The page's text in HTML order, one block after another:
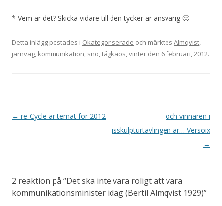
* Vem är det? Skicka vidare till den tycker är ansvarig 🙂
Detta inlägg postades i Okategoriserade och märktes Almqvist,
järnväg, kommunikation, snö,tågkaos,vinter den 6 februari, 2012.
Inläggsnavigering
← re-Cycle är temat för 2012
och vinnaren i
isskulpturtävlingen är… Versoix
→
2 reaktion på “Det ska inte vara roligt att vara
kommunikationsminister idag (Bertil Almqvist 1929)”